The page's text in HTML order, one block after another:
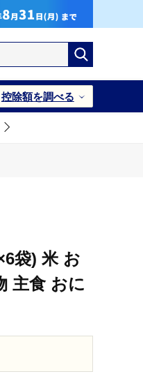
控除額を調べる
袋) 米 お
主食 おに